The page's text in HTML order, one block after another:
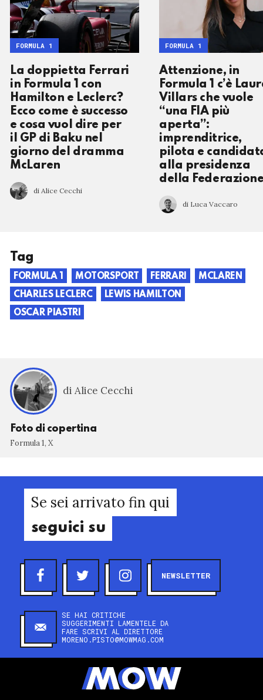
La doppietta Ferrari
in Formula 1 con
Hamilton e Leclerc?
Ecco come è successo
e cosa vuol dire per
il GP di Baku nel
giorno del dramma
McLaren
di Alice Cecchi
FORMULA 1
Attenzione, in
Formula 1 c’è
Villars che vuole
“una FIA più
aperta”:
imprenditrice,
pilota e
alla presidenza
della
di Luca Vaccaro
FORMULA 1
Tag
FORMULA 1 MOTORSPORT FERRARI
MCLAREN
CHARLES LECLERC
LEWIS HAMILTON
OSCAR PIASTRI
di Alice Cecchi
Foto di copertina
Formula 1, X
Se sei arrivato fin qui
seguici su
NEWSLETTER
SE HAI CRITICHE
SUGGERIMENTI LAMENTELE DA
FARE SCRIVI AL DIRETTORE
MORENO.PISTO@MOWMAG.COM